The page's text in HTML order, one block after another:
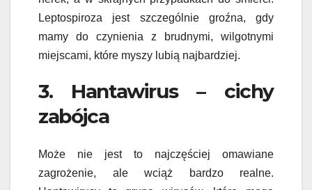
Leptospiroza jest szczególnie groźna, gdy
mamy do czynienia z brudnymi, wilgotnymi
miejscami, które myszy lubią najbardziej.
3. Hantawirus – cichy
zabójca
Może nie jest to najczęściej omawiane
zagrożenie, ale wciąż bardzo realne.